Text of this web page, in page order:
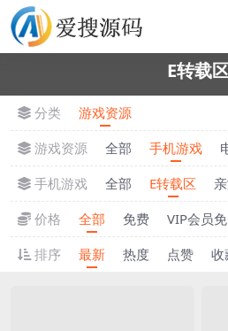
E转载
分类
游戏资源
游戏资源
全部 手机游戏
手机游戏
全部 E转载区
价格
全部 免费 VIP会员
排序
最新 热度 点赞 收